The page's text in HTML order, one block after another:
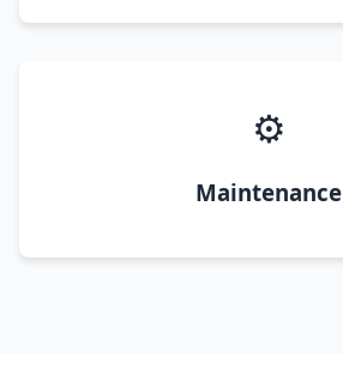
⚙️
Maintenance